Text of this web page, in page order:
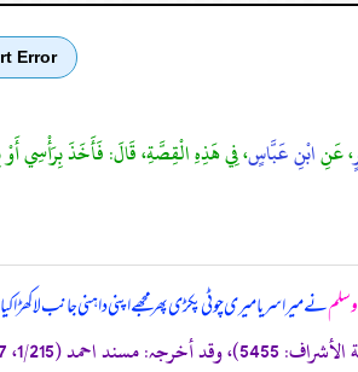
Error
، عَنِابْنِ عَبَّاسٍ، فِي هَذِهِ الْقِصَّةِ، قَالَ: فَأَخَذَ بِرَأْسِي أَوْ
وسلمنے میرا سر یا میری چوٹی پکڑی پھر مجھے اپنی داہنی جانب لا کھڑا